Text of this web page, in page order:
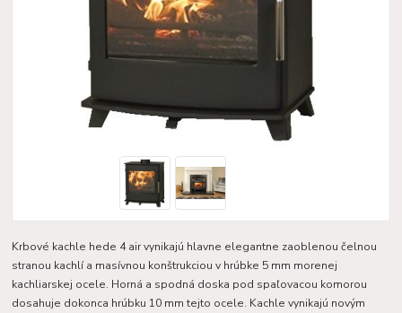
Krbové kachle hede 4 air vynikajú hlavne elegantne zaoblenou čelnou
stranou kachlí a masívnou konštrukciou v hrúbke 5 mm morenej
kachliarskej ocele. Horná a spodná doska pod spaľovacou komorou
dosahuje dokonca hrúbku 10 mm tejto ocele. Kachle vynikajú novým